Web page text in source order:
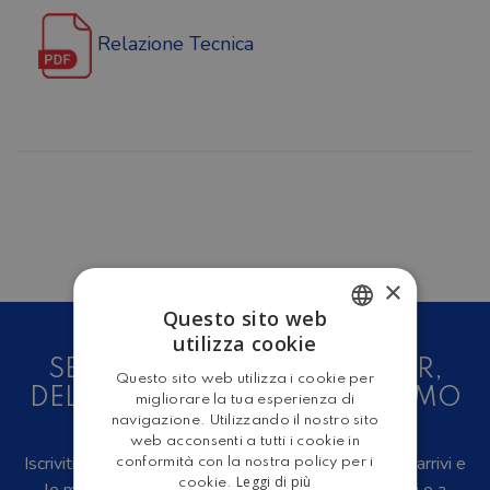
Relazione Tecnica
SEI UN AMANTE DEL CAMPER,
DELLE CARAVAN E DEL TURISMO
ALL'ARIA APERTA?
Iscriviti alla newsletter, riceverai in anteprima i nuovi arrivi e
ENGLISH
×
Questo sito web
utilizza cookie
Questo sito web utilizza i cookie per
migliorare la tua esperienza di
navigazione. Utilizzando il nostro sito
web acconsenti a tutti i cookie in
conformità con la nostra policy per i
cookie.
Leggi di più